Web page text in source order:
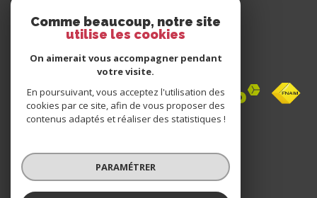
Nous
adhérons
clients
0 avis
Comme beaucoup, notre site
utilise les cookies
On aimerait vous accompagner pendant
votre visite.
En poursuivant, vous acceptez l'utilisation des
cookies par ce site, afin de vous proposer des
contenus adaptés et réaliser des statistiques !
PARAMÉTRER